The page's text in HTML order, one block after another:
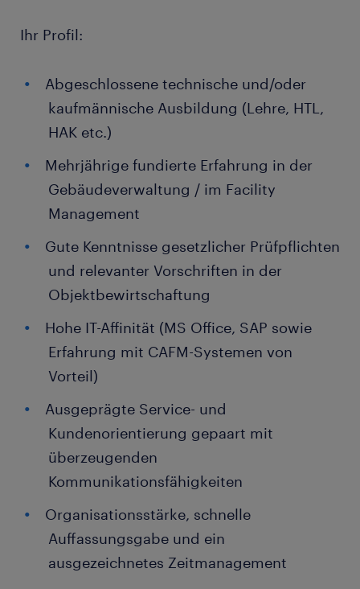
Ihr Profil:
Abgeschlossene technische und/oder
kaufmännische Ausbildung (Lehre, HTL,
HAK etc.)
Mehrjährige fundierte Erfahrung in der
Gebäudeverwaltung / im Facility
Management
Gute Kenntnisse gesetzlicher Prüfpflichten
und relevanter Vorschriften in der
Objektbewirtschaftung
Hohe IT-Affinität (MS Office, SAP sowie
Erfahrung mit CAFM-Systemen von
Vorteil)
Ausgeprägte Service- und
Kundenorientierung gepaart mit
überzeugenden
Kommunikationsfähigkeiten
Organisationsstärke, schnelle
Auffassungsgabe und ein
ausgezeichnetes Zeitmanagement